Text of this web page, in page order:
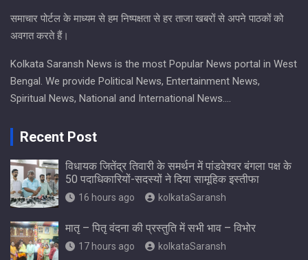
समाचार पोर्टल के माध्यम से हम निष्पक्षता से हर ताजा खबरों से अपने पाठकों को
अवगत करते हैं।
Kolkata Saransh News is the most Popular News portal in West
Bengal. We provide Political News, Entertainment News,
Spiritual News, National and International News….
Recent Post
विधायक जितेंद्र तिवारी के समर्थन में पांडवेश्वर बंगला पक्ष के
50 पदाधिकारियों-सदस्यों ने दिया सामूहिक इस्तीफा
16 hours ago kolkataSaransh
मातृ – पितृ वंदना की प्रस्तुति में सभी भाव – विभोर
17 hours ago kolkataSaransh